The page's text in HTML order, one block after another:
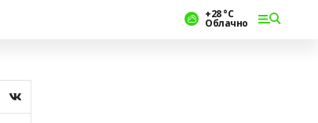
+28 °С
Облачно